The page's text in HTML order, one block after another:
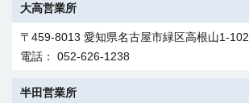
大高営業所
〒459-8013 愛知県名古屋市緑区高根山1-102
電話： 052-626-1238
半田営業所